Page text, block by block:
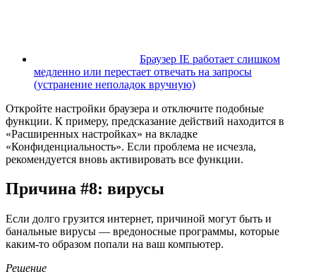
Браузер IE работает слишком
медленно или перестает отвечать на запросы
(устранение неполадок вручную)
Откройте настройки браузера и отключите подобные
функции. К примеру, предсказание действий находится в
«Расширенных настройках» на вкладке
«Конфиденциальность». Если проблема не исчезла,
рекомендуется вновь активировать все функции.
Причина #8: вирусы
Если долго грузится интернет, причиной могут быть и
банальные вирусы — вредоносные программы, которые
каким-то образом попали на ваш компьютер.
Решение